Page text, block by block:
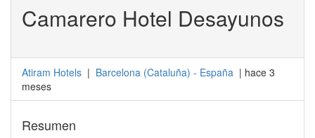
Camarero Hotel Desayunos
Atiram Hotels | Barcelona (Cataluña) - España | hace 3
meses
Resumen